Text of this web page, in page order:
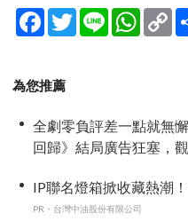
Facebook
TwitterLine
為您推薦
全劇零負評差一點就無
回歸》結局廣告狂塞，
IP聯名燈箱掀收藏熱潮
PR・台灣中油股份有限公司